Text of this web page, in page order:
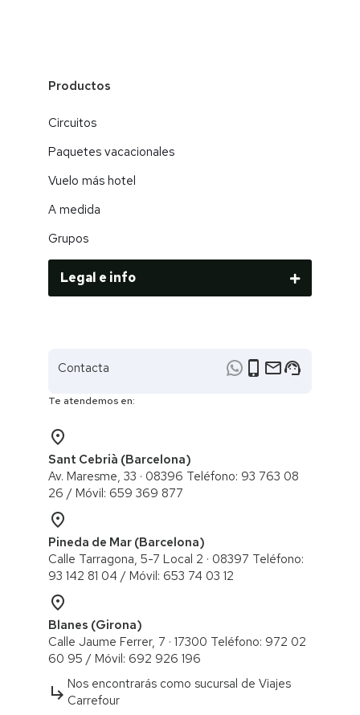
Productos
Circuitos
Paquetes vacacionales
Vuelo más hotel
A medida
Grupos
Legal e info
Contacta phone_iphone emailsupport_agent
Te atendemos en:
place
Sant Cebrià (Barcelona)
Av. Maresme, 33 · 08396 Teléfono: 93 763 08
26 / ​Móvil: 659 369 877
place
Pineda de Mar (Barcelona)
Calle Tarragona, 5-7 Local 2 · 08397 Teléfono:
93 142 81 04 / Móvil: 653 74 03 12
place
Blanes (Girona)
Calle Jaume Ferrer, 7 · 17300 Teléfono: 972 02
60 95 / ​Móvil: 692 926 196
subdirectory_arrow_right Nos encontrarás como sucursal de Viajes
Carrefour